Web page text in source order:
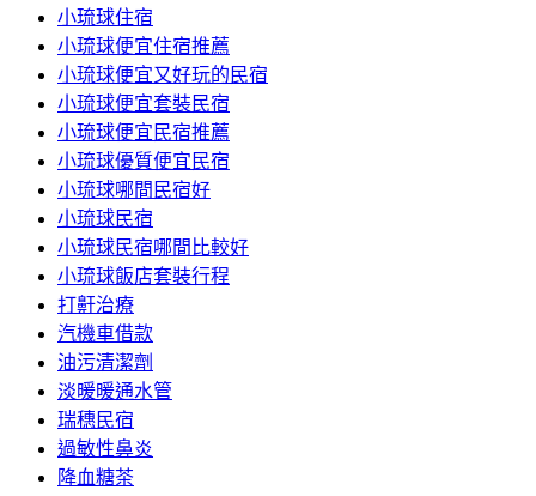
小琉球住宿
小琉球便宜住宿推薦
小琉球便宜又好玩的民宿
小琉球便宜套裝民宿
小琉球便宜民宿推薦
小琉球優質便宜民宿
小琉球哪間民宿好
小琉球民宿
小琉球民宿哪間比較好
小琉球飯店套裝行程
打鼾治療
汽機車借款
油污清潔劑
淡暖暖通水管
瑞穗民宿
過敏性鼻炎
降血糖茶